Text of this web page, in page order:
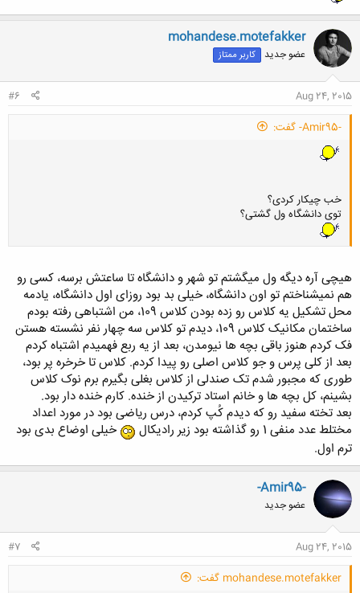
mohandese.motefakker
عضو جدید کاربر ممتاز
Aug 24, 2015
#6
-Amir95- گفت:
خب چیکار کردی؟
توی دانشگاه ول گشتی؟
هیچی آره دیگه ول میگشتم تو شهر و دانشگاه تا ساعتش برسه، کسی رو
هم نمیشناختم تو اون دانشگاه، خیلی بد بود روزای اول دانشگاه، یادمه
محل تشکیل یه کلاس رو زده بودن کلاس 109، من اشتباهی رفته بودم
ساختمان مکانیک کلاس 109، دیدم تو کلاس سه چهار نفر نشسته هستن
فک کردم هنوز باقی بچه ها نیومدن، بعد از یه ربع فهمیدم اشتباه کردم
بعد از کلی پرس و جو کلاس اصلی رو پیدا کردم. کلاس تا خرخره پر بود،
طوری که مجبور شدم تک صندلی از کلاس بغلی بگیرم برم نوک کلاس
بشینم، کل بچه ها و خانم استاد ترکیدن از خنده. کارم خنده دار بود.
بعد تخته سفید رو که دیدم کُپ کردم، درس ریاضی بود در مورد اعداد
مختلط عدد منفی 1 رو گذاشته بود زیر رادیکال
خیلی اوضاع بدی بود
ترم اول.
-Amir95-
عضو جدید
Aug 24, 2015
#7
mohandese.motefakker گفت: